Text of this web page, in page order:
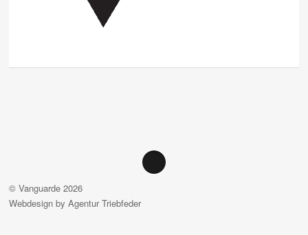
©Vanguarde 2026
Webdesign byAgentur Triebfeder